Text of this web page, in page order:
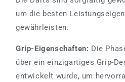
um die besten
gewährleisten.
Grip-Eigenschaften: Die
über ein einzigartiges Grip-
entwickelt wurde, um